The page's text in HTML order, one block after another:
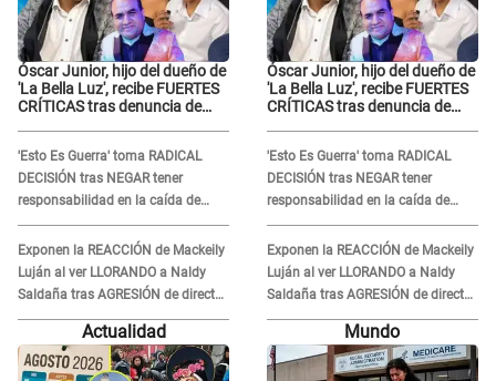
Óscar Junior, hijo del dueño de
'La Bella Luz', recibe FUERTES
CRÍTICAS tras denuncia de
'Esto Es Guerra' toma RADICAL
DECISIÓN tras NEGAR tener
responsabilidad en la caída de
Kevin Díaz desde 8 metros de
altura
Exponen la REACCIÓN de Mackeily
Luján al ver LLORANDO a Naldy
Saldaña tras AGRESIÓN de director
de 'La Bella Luz': Esto hizo
Óscar Junior, hijo del dueño de
'La Bella Luz', recibe FUERTES
CRÍTICAS tras denuncia de
'Esto Es Guerra' toma RADICAL
DECISIÓN tras NEGAR tener
responsabilidad en la caída de
Kevin Díaz desde 8 metros de
altura
Exponen la REACCIÓN de Mackeily
Luján al ver LLORANDO a Naldy
Saldaña tras AGRESIÓN de director
de 'La Bella Luz': Esto hizo
Actualidad Mundo